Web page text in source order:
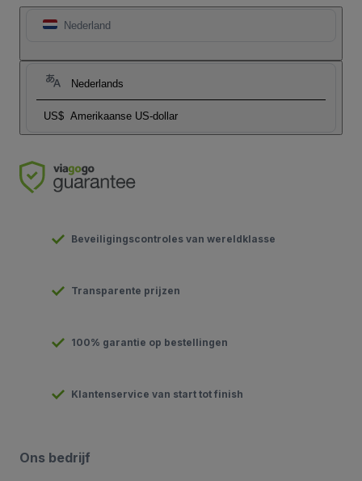
Nederland
Nederlands
US$ Amerikaanse US-dollar
Beveiligingscontroles van wereldklasse
Transparente prijzen
100% garantie op bestellingen
Klantenservice van start tot finish
Ons bedrijf